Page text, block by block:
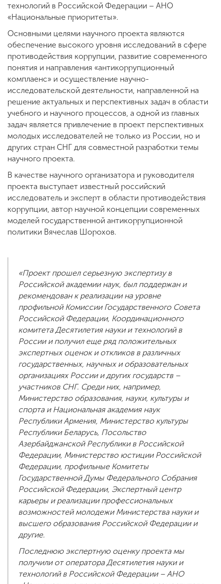
технологий в Российской Федерации – АНО
«Национальные приоритеты».
Основными целями научного проекта являются
обеспечение высокого уровня исследований в сфере
противодействия коррупции, развитие современного
понятия и направления «антикоррупционный
комплаенс» и осуществление научно-
исследовательской деятельности, направленной на
решение актуальных и перспективных задач в области
учебного и научного процессов, а одной из главных
задач является привлечение в проект перспективных
молодых исследователей не только из России, но и
других стран СНГ для совместной разработки темы
научного проекта.
В качестве научного организатора и руководителя
проекта выступает известный российский
исследователь и эксперт в области противодействия
коррупции, автор научной концепции современных
моделей государственной антикоррупционной
политики Вячеслав Шорохов.
«Проект прошел серьезную экспертизу в
Российской академии наук, был поддержан и
рекомендован к реализации на уровне
профильной Комиссии Государственного Совета
Российской Федерации, Координационного
комитета Десятилетия науки и технологий в
России и получил еще ряд положительных
экспертных оценок и откликов в различных
государственных, научных и образовательных
организациях России и других государств –
участников СНГ. Среди них, например,
Министерство образования, науки, культуры и
спорта и Национальная академия наук
Республики Армения, Министерство культуры
Республики Беларусь, Посольство
Азербайджанской Республики в Российской
Федерации, Министерство юстиции Российской
Федерации, профильные Комитеты
Государственной Думы Федерального Собрания
Российской Федерации, Экспертный центр
карьеры и реализации профессиональных
возможностей молодежи Министерства науки и
высшего образования Российской Федерации и
другие.
Последнюю экспертную оценку проекта мы
получили от оператора Десятилетия науки и
технологий в Российской Федерации – АНО